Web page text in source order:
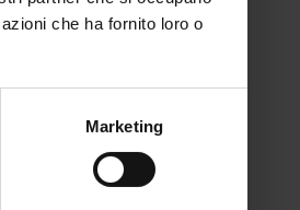
che ha fornito loro o
Marketing